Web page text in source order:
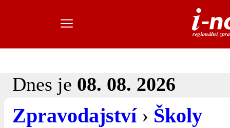
Dnes je 08. 08. 2026
Zpravodajství› Školy